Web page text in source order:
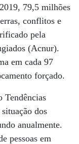
79,5 milhões
conflitos e
pela
(Acnur).
em cada 97
forçado.
dos
anualmente.
pessoas em